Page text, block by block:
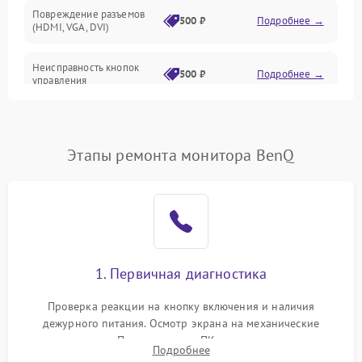
Повреждение разъемов
(HDMI, VGA, DVI)
500 ₽ Подробнее →
Неисправность кнопок
управления
500 ₽ Подробнее →
Повреждение кабеля
Подробнее →
1000 ₽
Поломка системы
автоматического
1000 ₽ Подробнее →
Неисправность системы
1000 ₽
Этапы ремонта монитора BenQ
1. Первичная диагностика
Проверка реакции на кнопку включения и наличия
дежурного питания. Осмотр экрана на механические
повреждения. Подключение к ПК для оценки вывода
изображения, работы подсветки и выявления артефактов на
Подробнее